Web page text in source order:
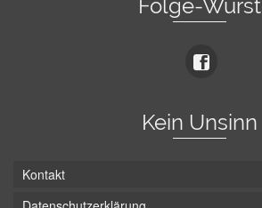
Folge-Wurst
Kein Unsinn
Kontakt